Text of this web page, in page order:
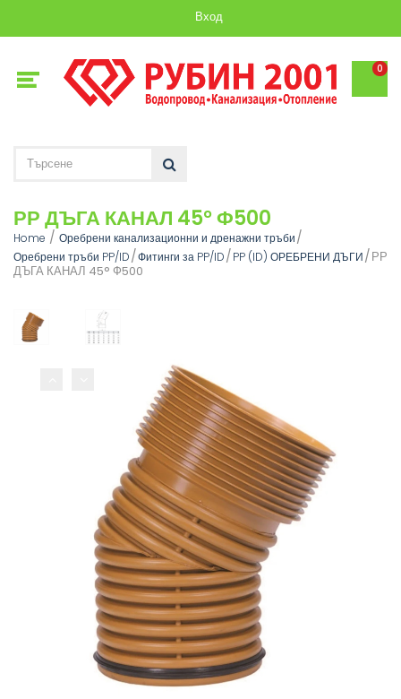
Вход
0
РР ДЪГА КАНАЛ 45° Ф500
Home
Оребрени канализационни и дренажни тръби
Оребрени тръби PP/ID Фитинги за PP/ID PP (ID) ОРЕБРЕНИ ДЪГИ
РР
ДЪГА КАНАЛ 45° Ф500